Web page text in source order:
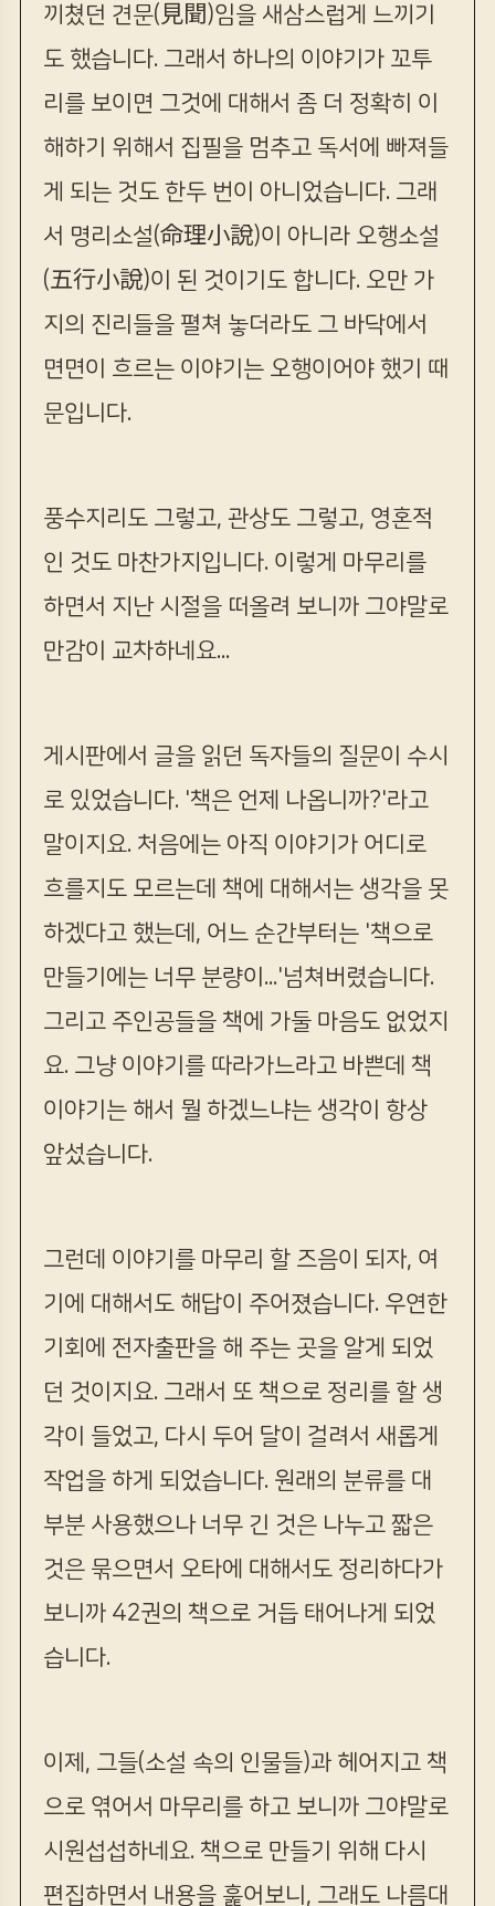
끼쳤던 견문(見聞)임을 새삼스럽게 느끼기
도 했습니다. 그래서 하나의 이야기가 꼬투
리를 보이면 그것에 대해서 좀 더 정확히 이
해하기 위해서 집필을 멈추고 독서에 빠져들
게 되는 것도 한두 번이 아니었습니다. 그래
서 명리소설(命理小說)이 아니라 오행소설
(五行小說)이 된 것이기도 합니다. 오만 가
지의 진리들을 펼쳐 놓더라도 그 바닥에서
면면이 흐르는 이야기는 오행이어야 했기 때
문입니다.
풍수지리도 그렇고, 관상도 그렇고, 영혼적
인 것도 마찬가지입니다. 이렇게 마무리를
하면서 지난 시절을 떠올려 보니까 그야말로
만감이 교차하네요...
게시판에서 글을 읽던 독자들의 질문이 수시
로 있었습니다. '책은 언제 나옵니까?'라고
말이지요. 처음에는 아직 이야기가 어디로
흐를지도 모르는데 책에 대해서는 생각을 못
하겠다고 했는데, 어느 순간부터는 '책으로
만들기에는 너무 분량이...'넘쳐버렸습니다.
그리고 주인공들을 책에 가둘 마음도 없었지
요. 그냥 이야기를 따라가느라고 바쁜데 책
이야기는 해서 뭘 하겠느냐는 생각이 항상
앞섰습니다.
그런데 이야기를 마무리 할 즈음이 되자, 여
기에 대해서도 해답이 주어졌습니다. 우연한
기회에 전자출판을 해 주는 곳을 알게 되었
던 것이지요. 그래서 또 책으로 정리를 할 생
각이 들었고, 다시 두어 달이 걸려서 새롭게
작업을 하게 되었습니다. 원래의 분류를 대
부분 사용했으나 너무 긴 것은 나누고 짧은
것은 묶으면서 오타에 대해서도 정리하다가
보니까 42권의 책으로 거듭 태어나게 되었
습니다.
이제, 그들(소설 속의 인물들)과 헤어지고 책
으로 엮어서 마무리를 하고 보니까 그야말로
시원섭섭하네요. 책으로 만들기 위해 다시
편집하면서 내용을 훑어보니, 그래도 나름대